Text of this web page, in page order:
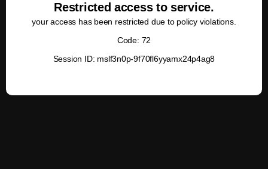
Restricted access to service.
your access has been restricted due to policy violations.
Code: 72
Session ID: mslf3n0p-9f70fl6yyamx24p4ag8